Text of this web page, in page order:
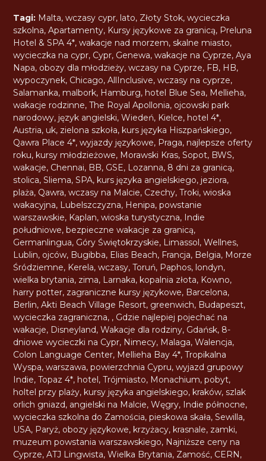
Tagi: Malta,wczasy cypr, lato, Złoty Stok,wycieczka
szkolna,Apartamenty, Kursy językowe za granicą, Preluna
Hotel & SPA 4*,wakacje nad morzem,skalne miasto,
wycieczka na cypr, Cypr, Genewa,wakacje na Cyprze,Aya
Napa, obozy dla młodzieży,wczasy na Cyprze, FB, HB,
wypoczynek, Chicago,AllInclusive,wczasy na cyprze,
Salamanka, malbork, Hamburg, hotel Blue Sea, Mellieha,
wakacje rodzinne,The Royal Apollonia, ojcowski park
narodowy, język angielski,Wiedeń, Kielce, hotel 4*,
Austria, uk, zielona szkoła, kurs języka Hiszpańskiego,
Qawra Place 4*,wyjazdy językowe, Praga, najlepsze oferty
roku, kursy młodzieżowe, Morawski Kras,Sopot, BWS,
wakacje, Chennai, BB, GSE, Lozanna, 8 dni za granicą,
stolica,Sliema,SPA, kurs języka angielskiego, jeziora,
plaża, Qawra,wczasy na Malcie, Czechy,Troki,wioska
wakacyjna, Lubelszczyzna, Henipa,powstanie
warszawskie, Kaplan,wioska turystyczna, Indie
południowe,bezpieczne wakacje za granicą,
Germanlingua, Góry Świętokrzyskie, Limassol,Wellnes,
Lublin, ojców, Bugibba, Elias Beach, Francja, Belgia, Morze
Śródziemne, Kerela,wczasy,Toruń, Paphos, londyn,
wielka brytania, zima, Larnaka, kopalnia złota, Kowno,
harry potter, zagraniczne kursy językowe, Barcelona,
Berlin,Akti Beach Village Resort, greenwich, Budapeszt,
wycieczka zagraniczna, , Gdzie najlepiej pojechać na
wakacje, Disneyland,Wakacje dla rodziny, Gdańsk, 8-
dniowe wycieczki na Cypr, Nimecy, Malaga,Walencja,
Colon Language Center, Mellieha Bay 4*,Tropikalna
Wyspa,warszawa,powierzchnia Cypru,wyjazd grupowy
Indie,Topaz 4*, hotel,Trójmiasto, Monachium,pobyt,
holtel przy plaży, kursy języka angielskiego, kraków,szlak
orlich gniazd, angielski na Malcie,Węgry, Indie północne,
wycieczka szkolna do Zamościa,pieskowa skała,Sewilla,
USA, Paryż, obozy językowe, krzyżacy, krasnale, zamki,
muzeum powstania warszawskiego, Najniższe ceny na
Cyprze,ATJ Lingwista,Wielka Brytania, Zamość, CERN,